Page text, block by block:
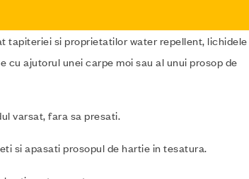
tapiteriei si proprietatilor water repellent, lichidele
ajutorul unei carpe moi sau al unui prosop de
varsat, fara sa presati.
si apasati prosopul de hartie in tesatura.